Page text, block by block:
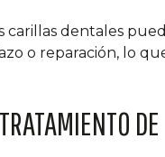
carillas dentales
o reparación, lo
DE